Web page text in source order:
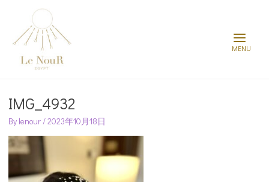
Menu
IMG_4932
By lenour/2023年10月18日
Post
navigation